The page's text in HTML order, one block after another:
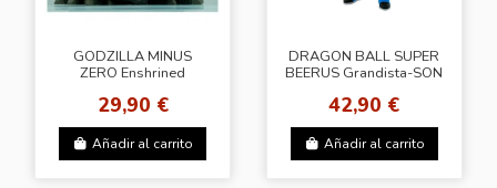
GODZILLA MINUS
ZERO Enshrined
GODZILLA(2026)
29,90 €
Añadir al carrito
DRAGON BALL SUPER
BEERUS Grandista-SON
SAIYAN GOD SUPER
SAIYAN SON GOKU)
42,90 €
Añadir al carrito